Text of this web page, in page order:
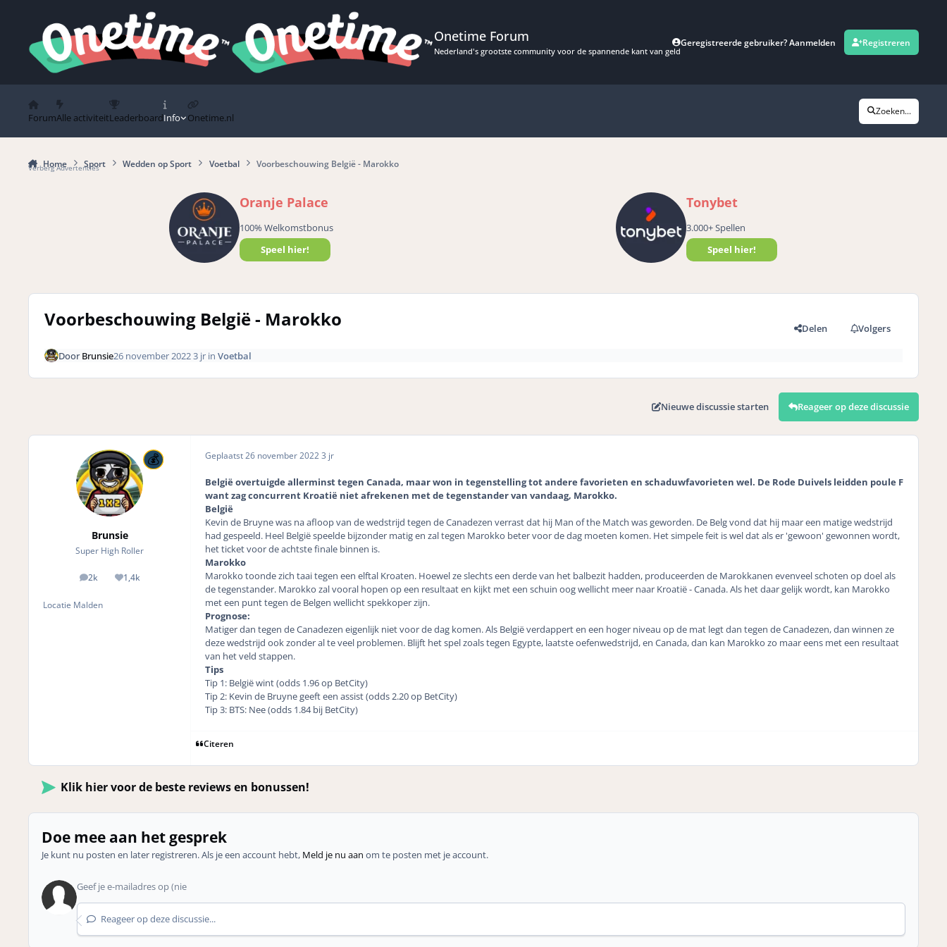
Onetime Forum
Nederland's grootste community voor de spannende kant van geld
Geregistreerde gebruiker? Aanmelden Registreren
ForumAlle activiteitLeaderboardInfo Onetime.nl
Zoeken...
Home Sport Wedden op Sport Voetbal Voorbeschouwing België - Marokko
Verberg Advertenties
Oranje Palace
100% Welkomstbonus
Speel hier!
Tonybet
3.000+ Spellen
Speel hier!
Voorbeschouwing België - Marokko Delen Volgers
DoorBrunsie26 november 20223 jrin Voetbal
Nieuwe discussie starten Reageer op deze discussie
Brunsie
Super High Roller
2k
posts 1,4k
Reputation
Locatie Malden
Geplaatst26 november 20223 jr
België overtuigde allerminst tegen Canada, maar won in tegenstelling tot andere favorieten en schaduwfavorieten wel. De Rode Duivels leidden poule F
want zag concurrent Kroatië niet afrekenen met de tegenstander van vandaag, Marokko.
België
Kevin de Bruyne was na afloop van de wedstrijd tegen de Canadezen verrast dat hij Man of the Match was geworden. De Belg vond dat hij maar een matige wedstrijd
had gespeeld. Heel België speelde bijzonder matig en zal tegen Marokko beter voor de dag moeten komen. Het simpele feit is wel dat als er 'gewoon' gewonnen wordt,
het ticket voor de achtste finale binnen is.
Marokko
Marokko toonde zich taai tegen een elftal Kroaten. Hoewel ze slechts een derde van het balbezit hadden, produceerden de Marokkanen evenveel schoten op doel als
de tegenstander. Marokko zal vooral hopen op een resultaat en kijkt met een schuin oog wellicht meer naar Kroatië - Canada. Als het daar gelijk wordt, kan Marokko
met een punt tegen de Belgen wellicht spekkoper zijn.
Prognose:
Matiger dan tegen de Canadezen eigenlijk niet voor de dag komen. Als België verdappert en een hoger niveau op de mat legt dan tegen de Canadezen, dan winnen ze
deze wedstrijd ook zonder al te veel problemen. Blijft het spel zoals tegen Egypte, laatste oefenwedstrijd, en Canada, dan kan Marokko zo maar eens met een resultaat
van het veld stappen.
Tips
Tip 1: België wint (odds 1.96 op BetCity)
Tip 2: Kevin de Bruyne geeft een assist (odds 2.20 op BetCity)
Tip 3: BTS: Nee (odds 1.84 bij BetCity)
Citeren
Klik hier voor de beste reviews en bonussen!
Doe mee aan het gesprek
Je kunt nu posten en later registreren. Als je een account hebt, Meld je nu aan om te posten met je account.
Reageer op deze discussie...